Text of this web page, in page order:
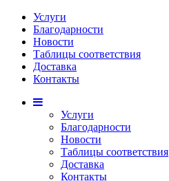
Услуги
Благодарности
Новости
Таблицы соответствия
Доставка
Контакты
Услуги
Благодарности
Новости
Таблицы соответствия
Доставка
Контакты